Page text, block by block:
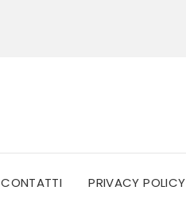
CONTATTI PRIVACY POLICY